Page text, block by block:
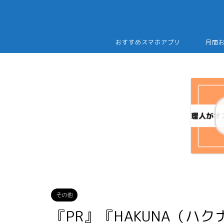
おすすめスマホアプリ 月間
その他
『PR』『HAKUNA（ハ